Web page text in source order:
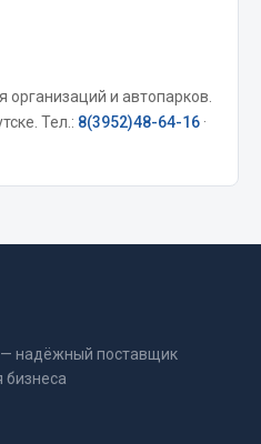
и автопарков.
Тел.: 8(3952)48-64-16 ·
— надёжный поставщик
бизнеса